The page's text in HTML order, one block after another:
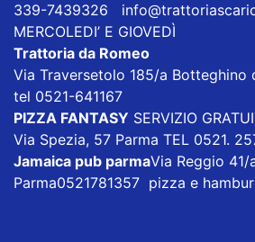
339-7439326
MERCOLEDI’ E GIOVEDÌ
Trattoria da Romeo
Via Traversetolo 185/a Botteghino
tel 0521-641167
PIZZA FANTASY SERVIZIO
Via Spezia, 57 Parma TEL 0521.
Jamaica pub parmaVia Reggio 41/
Parma0521781357 pizza e